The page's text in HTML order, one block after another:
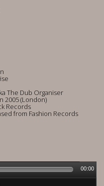
The Dub Organiser
2005 (London)
Records
from Fashion Records
00:00